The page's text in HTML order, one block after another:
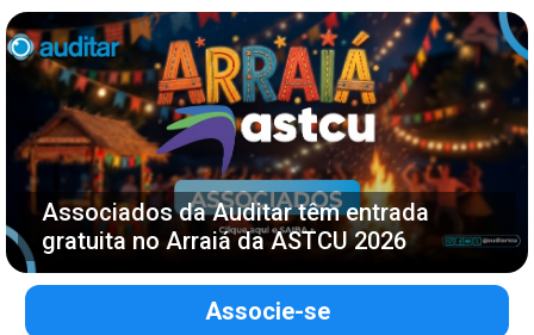
Associados da Auditar têm entrada
gratuita no Arraiá da ASTCU 2026
Associe-se